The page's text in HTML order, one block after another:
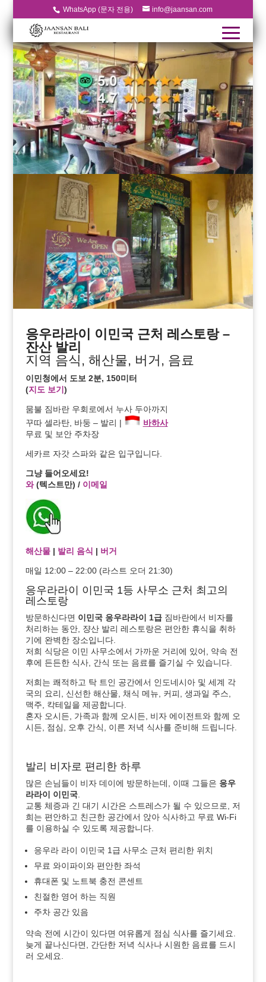
WhatsApp (문자 전용) info@jaansan.com
응우라라이 이민국 근처 레스토랑 –
잔산 발리
지역 음식, 해산물, 버거, 음료
이민청에서 도보 2분, 150미터
(지도 보기 )
뭄불 짐바란 우회로에서 누사 두아까지
꾸따 셀라탄, 바둥 – 발리 |
바하사
무료 및 보안 주차장
세카르 자갓 스파와 같은 입구입니다.
그냥 들어오세요!
와(텍스트만) / 이메일
해산물| 발리 음식 | 버거
매일 12:00 – 22:00 (라스트 오더 21:30)
응우라라이 이민국 1등 사무소 근처 최고의
레스토랑
방문하신다면 이민국 응우라라이 1급짐바란에서 비자를
처리하는 동안, 쟝산 발리 레스토랑은 편안한 휴식을 취하
기에 완벽한 장소입니다.
저희 식당은 이민 사무소에서 가까운 거리에 있어, 약속 전
후에 든든한 식사, 간식 또는 음료를 즐기실 수 있습니다.
저희는 쾌적하고 탁 트인 공간에서 인도네시아 및 세계 각
국의 요리, 신선한 해산물, 채식 메뉴, 커피, 생과일 주스,
맥주, 칵테일을 제공합니다.
혼자 오시든, 가족과 함께 오시든, 비자 에이전트와 함께 오
시든, 점심, 오후 간식, 이른 저녁 식사를 준비해 드립니다.
발리 비자로 편리한 하루
많은 손님들이 비자 데이에 방문하는데, 이때 그들은 응우
라라이 이민국.
교통 체증과 긴 대기 시간은 스트레스가 될 수 있으므로, 저
희는 편안하고 친근한 공간에서 앉아 식사하고 무료 Wi‑Fi
를 이용하실 수 있도록 제공합니다.
응우라 라이 이민국 1급 사무소 근처 편리한 위치
무료 와이파이와 편안한 좌석
휴대폰 및 노트북 충전 콘센트
친절한 영어 하는 직원
주차 공간 있음
약속 전에 시간이 있다면 여유롭게 점심 식사를 즐기세요.
늦게 끝나신다면, 간단한 저녁 식사나 시원한 음료를 드시
러 오세요.